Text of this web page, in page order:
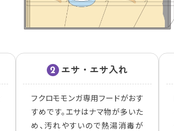
2 エサ・エサ入れ
フクロモモンガ専用フードがおす
すめです。エサはナマ物が多いた
め、汚れやすいので熱湯消毒が